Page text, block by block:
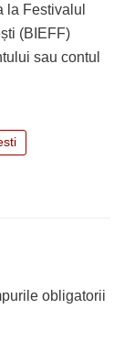
la Festivalul
(BIEFF)
sau contul
obligatorii